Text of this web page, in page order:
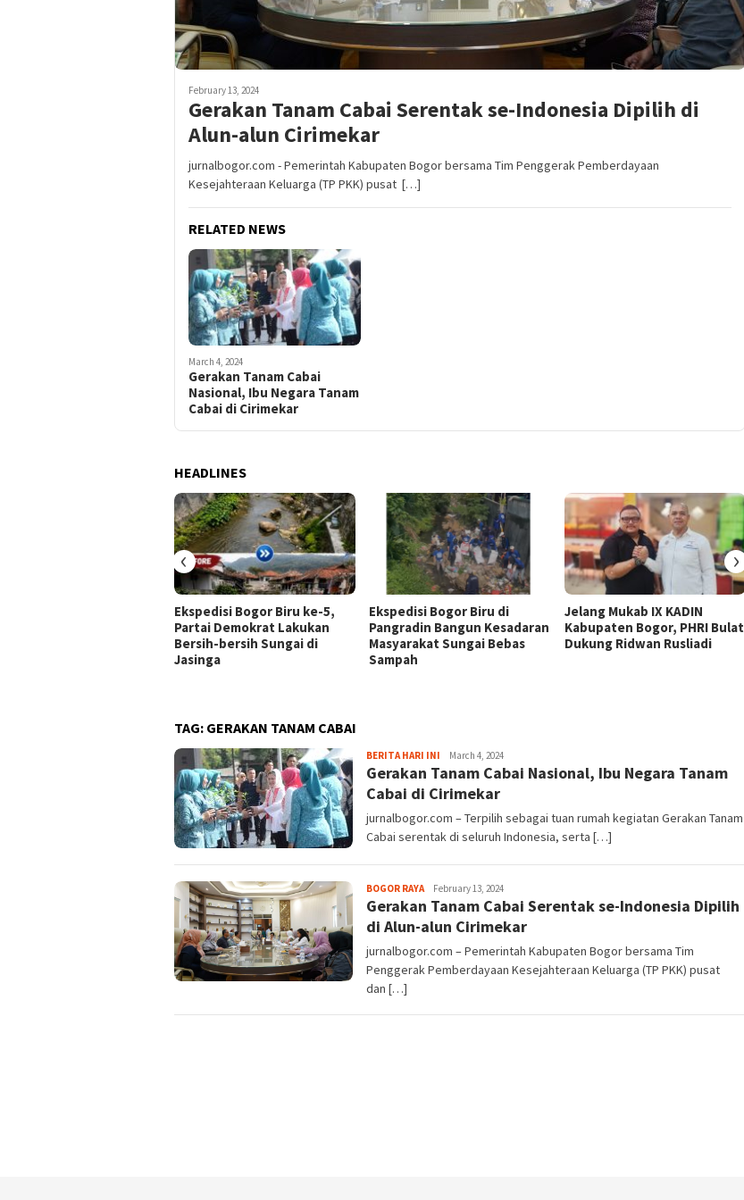
February 13, 2024
Gerakan Tanam Cabai Serentak se-Indonesia Dipilih di
Alun-alun Cirimekar
jurnalbogor.com - Pemerintah Kabupaten Bogor bersama Tim Penggerak Pemberdayaan
Kesejahteraan Keluarga (TP PKK) pusat […]
RELATED NEWS
March 4, 2024
Gerakan Tanam Cabai
Nasional, Ibu Negara Tanam
Cabai di Cirimekar
HEADLINES
Ekspedisi Bogor Biru ke-5,
Partai Demokrat Lakukan
Bersih-bersih Sungai di
Jasinga
Ekspedisi Bogor Biru di
Pangradin Bangun Kesadaran
Masyarakat Sungai Bebas
Sampah
Jelang Mukab IX KADIN
Kabupaten Bogor, PHRI Bulat
Dukung Ridwan Rusliadi
‹ ›
TAG: GERAKAN TANAM CABAI
BERITA HARI INI Sayyev
March 4, 2024
Gerakan Tanam Cabai Nasional, Ibu Negara Tanam
Cabai di Cirimekar
jurnalbogor.com – Terpilih sebagai tuan rumah kegiatan Gerakan Tanam
Cabai serentak di seluruh Indonesia, serta […]
BOGOR RAYASayyev
February 13, 2024
Gerakan Tanam Cabai Serentak se-Indonesia Dipilih
di Alun-alun Cirimekar
jurnalbogor.com – Pemerintah Kabupaten Bogor bersama Tim
Penggerak Pemberdayaan Kesejahteraan Keluarga (TP PKK) pusat
dan […]